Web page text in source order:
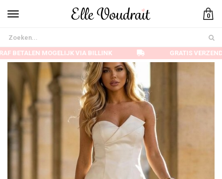
0
BETALEN MOGELIJK VIA BILLINK GRATIS